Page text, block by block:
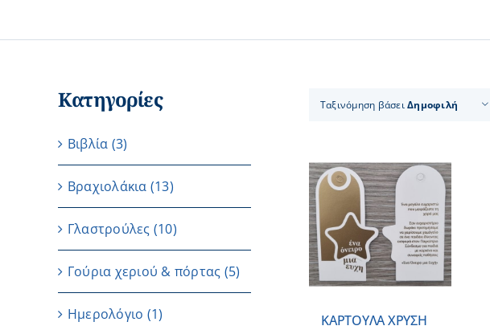
Ταξινόμηση βάσειΔημοφιλή
ΠΡΟΣΘΗΚΗ ΣΤΟ
ΚΑΡΤΟΥΛΑ ΧΡΥΣΗ
ΠΡΟΣΘΗΚΗ ΣΤΟ
ΚΑΛΑΘΙ
/
ΛΕΠΤΟΜΕΡΕΙΕΣ
Κατηγορίες
Βιβλία (3)
Βραχιολάκια (13)
Γλαστρούλες (10)
Γούρια χεριού & πόρτας (5)
Ημερολόγιο (1)